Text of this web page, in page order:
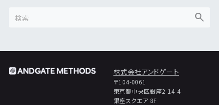
株式会社アンドゲート
〒104-0061
東京都中央区銀座2-14-4
銀座スクエア 8F